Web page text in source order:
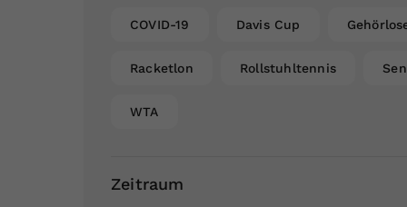
COVID-19 Davis Cup
Racketlon Rollstuhltennis
WTA
Zeitraum